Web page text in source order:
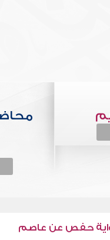
حفص عن عاصم